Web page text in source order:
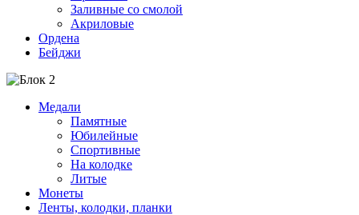
Заливные со смолой
Акриловые
Ордена
Бейджи
Медали
Памятные
Юбилейные
Спортивные
На колодке
Литые
Монеты
Ленты, колодки, планки